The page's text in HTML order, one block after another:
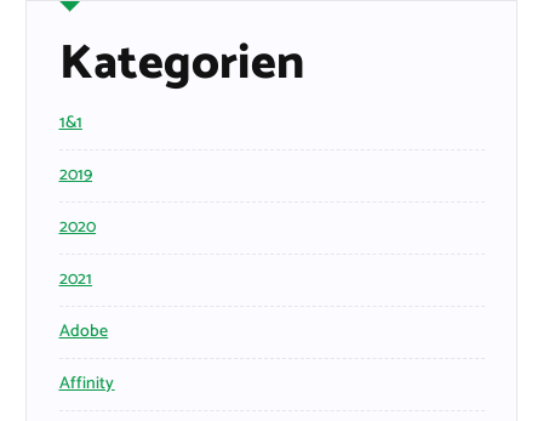
Kategorien
1&1
2019
2020
2021
Adobe
Affinity